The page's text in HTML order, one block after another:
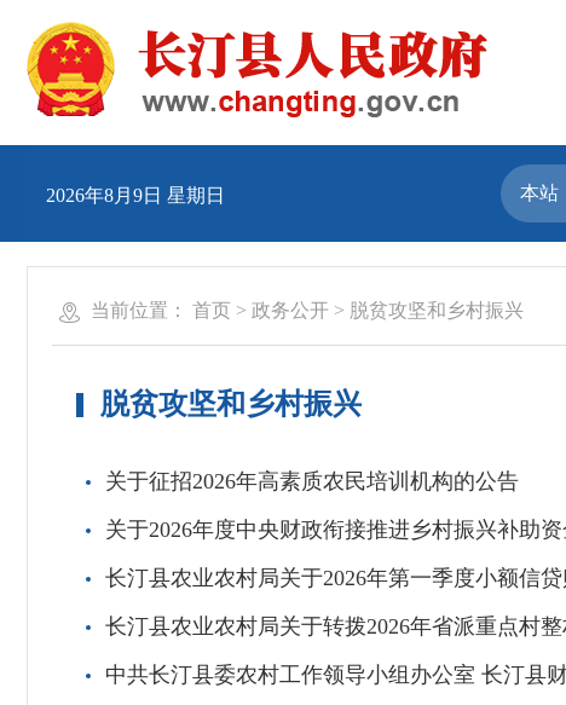
2026年8月9日 星期日
当前位置： 首页 > 政务公开 > 脱贫攻坚和乡村振兴
脱贫攻坚和乡村振兴
关于征招2026年高素质农民培训机构的公告
关于2026年度中央财政衔接推进乡村振兴补助
长汀县农业农村局关于2026年第一季度小额信
长汀县农业农村局关于转拨2026年省派重点村
中共长汀县委农村工作领导小组办公室 长汀县财